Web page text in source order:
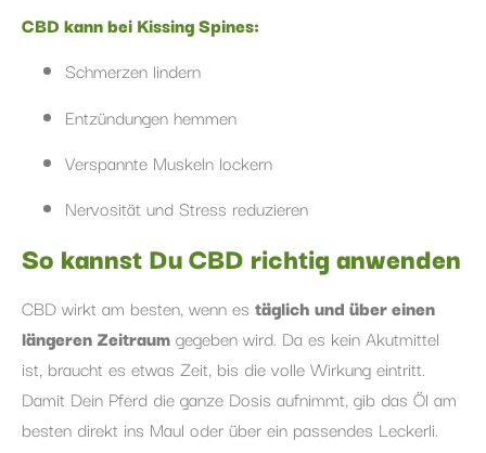
CBD kann bei Kissing Spines:
Schmerzen lindern
Entzündungen hemmen
Verspannte Muskeln lockern
Nervosität und Stress reduzieren
So kannst Du CBD richtig anwenden
CBD wirkt am besten, wenn es täglich und über einen
längeren Zeitraumgegeben wird. Da es kein Akutmittel
ist, braucht es etwas Zeit, bis die volle Wirkung eintritt.
Damit Dein Pferd die ganze Dosis aufnimmt, gib das Öl am
besten direkt ins Maul oder über ein passendes Leckerli.